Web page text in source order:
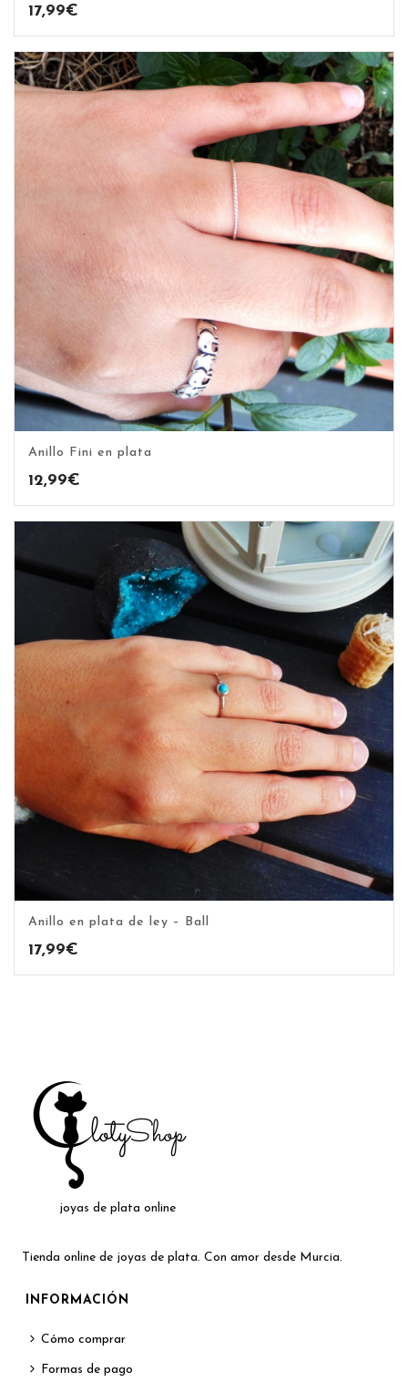
17,99€
Anillo Fini en plata
12,99€
Anillo en plata de ley – Ball
17,99€
joyas de plata online
Tienda online de joyas de plata. Con amor desde Murcia.
INFORMACIÓN
Cómo comprar
Formas de pago